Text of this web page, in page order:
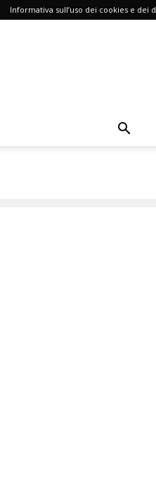
Informativa sull’uso dei cookies e dei